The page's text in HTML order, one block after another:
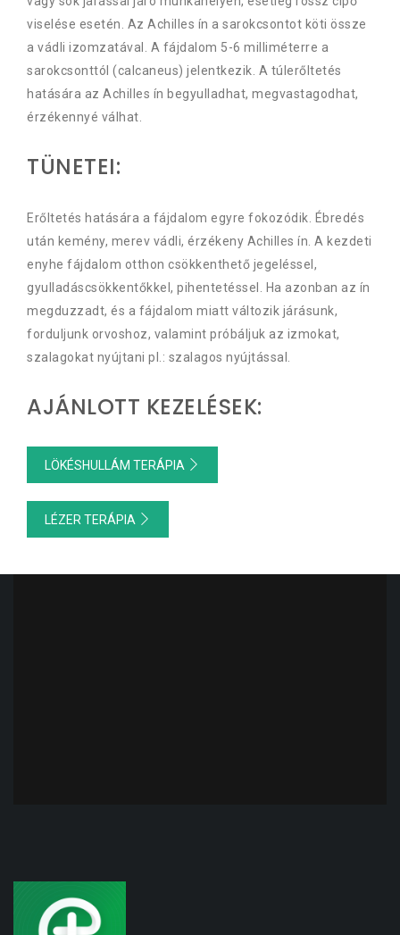
viselése esetén. Az Achilles ín a sarokcsontot köti össze
a vádli izomzatával. A fájdalom 5-6 milliméterre a
sarokcsonttól (calcaneus) jelentkezik. A túlerőltetés
hatására az Achilles ín begyulladhat, megvastagodhat,
érzékennyé válhat.
TÜNETEI:
Erőltetés hatására a fájdalom egyre fokozódik. Ébredés
után kemény, merev vádli, érzékeny Achilles ín. A kezdeti
enyhe fájdalom otthon csökkenthető jegeléssel,
gyulladáscsökkentőkkel, pihentetéssel. Ha azonban az ín
megduzzadt, és a fájdalom miatt változik járásunk,
forduljunk orvoshoz, valamint próbáljuk az izmokat,
szalagokat nyújtani pl.: szalagos nyújtással.
AJÁNLOTT KEZELÉSEK:
LÖKÉSHULLÁM TERÁPIA
LÉZER TERÁPIA